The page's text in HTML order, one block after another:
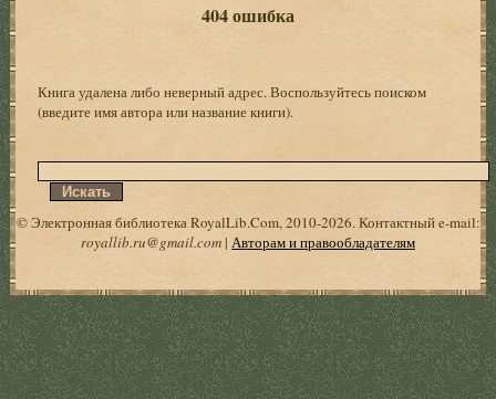
404 ошибка
Книга удалена либо неверный адрес. Воспользуйтесь поиском
(введите имя автора или название книги).
© Электронная библиотека RoyalLib.Com, 2010-2026. Контактный e-mail:
royallib.ru@gmail.com| Авторам и правообладателям